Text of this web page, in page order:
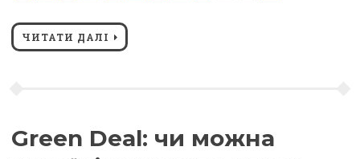
ЧИТАТИ ДАЛІ
Green Deal: чи можна